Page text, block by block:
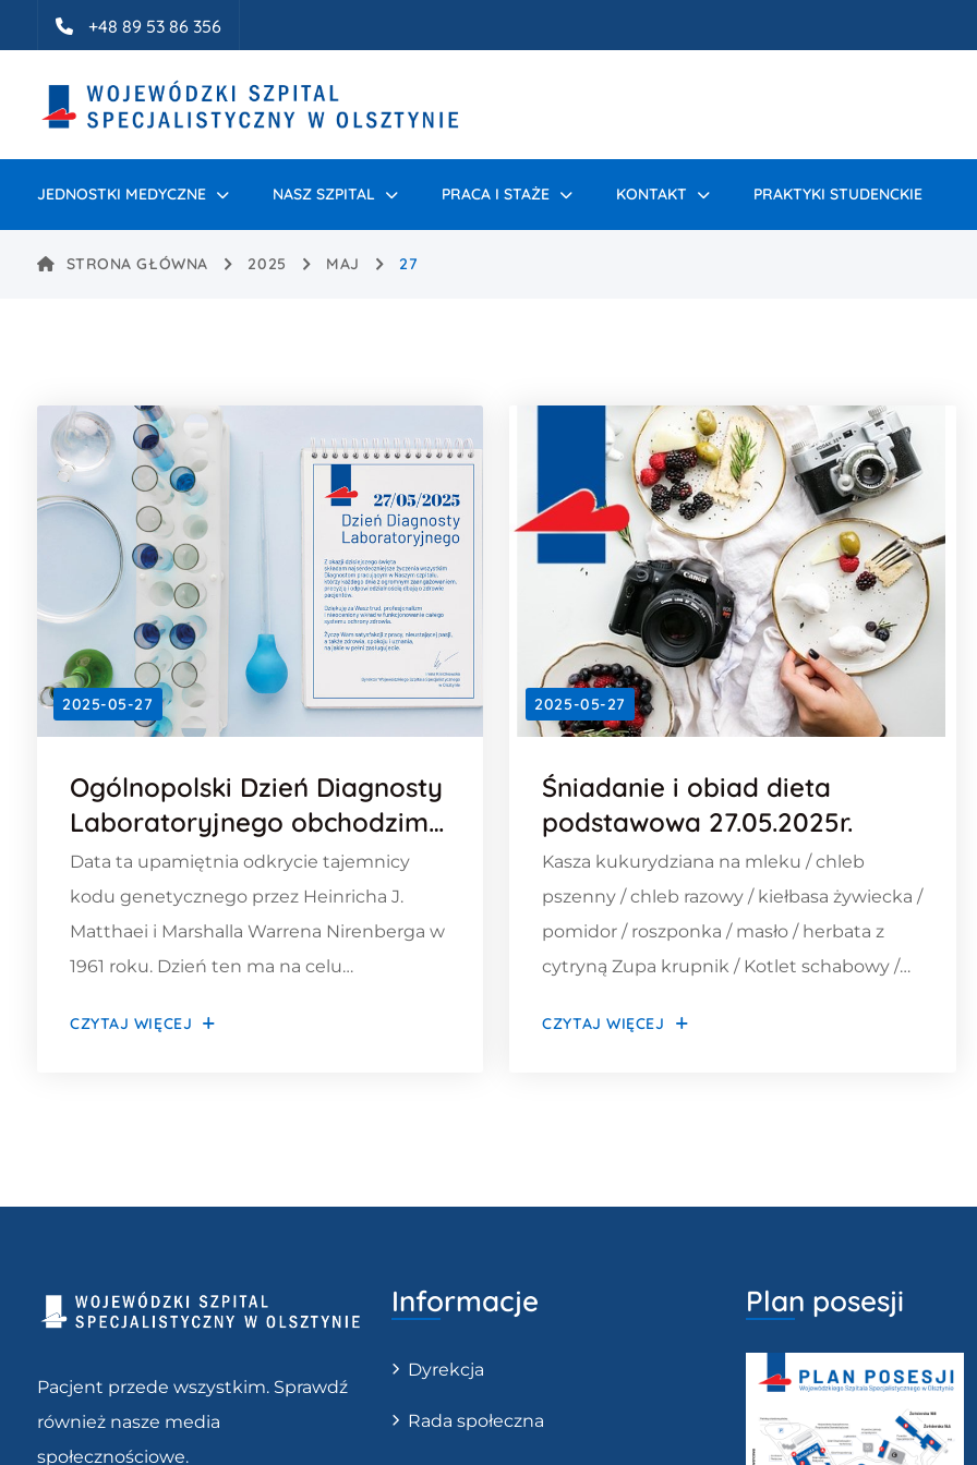
Idź do treści+48 89 53 86 356
JEDNOSTKI MEDYCZNE NASZ SZPITAL PRACA I STAŻE KONTAKT PRAKTYKI STUDENCKIE
STRONA GŁÓWNA 2025 MAJ 27
2025-05-27
Ogólnopolski Dzień Diagnosty
Laboratoryjnego obchodzimy
27 maja
Data ta upamiętnia odkrycie tajemnicy
kodu genetycznego przez Heinricha J.
Matthaei i Marshalla Warrena Nirenberga w
1961 roku. Dzień ten ma na celu
roli diagnostów laboratoryjnych w
praca będzie zawsze doceniana, a
CZYTAJ WIĘCEJ
2025-05-27
Śniadanie i obiad dieta
podstawowa 27.05.2025r.
Kasza kukurydziana na mleku / chleb
pszenny / chleb razowy / kiełbasa żywiecka /
pomidor / roszponka / masło / herbata z
cytryną Zupa krupnik / Kotlet schabowy /
kompot
CZYTAJ WIĘCEJ
Pacjent przede wszystkim. Sprawdź
również nasze media
społecznościowe.
Informacje
Dyrekcja
Rada społeczna
Plan posesji